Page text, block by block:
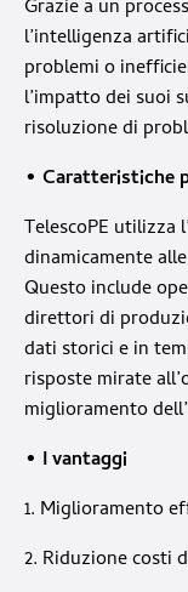
Grazie a un
l’intelligenza
problemi o
l’impatto dei suoi
risoluzione di
• Caratteristiche
TelescoPE utilizza
dinamicamente
Questo include
direttori di
dati storici e in
risposte mirate
miglioramento
• I vantaggi
1. Miglioramento
2. Riduzione costi